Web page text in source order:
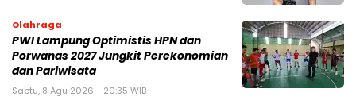
Olahraga
PWI Lampung Optimistis HPN dan
Porwanas 2027 Jungkit Perekonomian
dan Pariwisata
Sabtu, 8 Agu 2026 - 20:35 WIB